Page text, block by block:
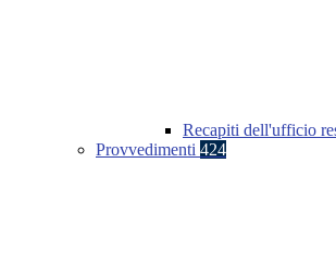
Recapiti dell'ufficio
Provvedimenti 424